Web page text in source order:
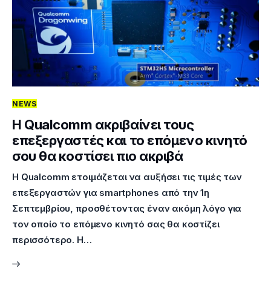
NEWS
Η Qualcomm ακριβαίνει τους
επεξεργαστές και το επόμενο κινητό
σου θα κοστίσει πιο ακριβά
Η Qualcomm ετοιμάζεται να αυξήσει τις τιμές των
επεξεργαστών για smartphones από την 1η
Σεπτεμβρίου, προσθέτοντας έναν ακόμη λόγο για
τον οποίο το επόμενο κινητό σας θα κοστίζει
περισσότερο. Η…